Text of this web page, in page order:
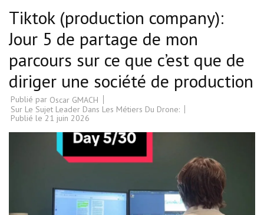
Tiktok (production company):
Jour 5 de partage de mon
parcours sur ce que c’est que de
diriger une société de production
Publié par Oscar GMACH
Sur Le Sujet Leader Dans Les Métiers Du Drone:
Publié le 21 juin 2026